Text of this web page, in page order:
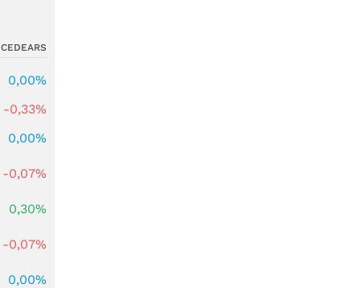
CEDEARS
0,00%
-0,33%
0,00%
-0,07%
0,30%
-0,07%
0,00%